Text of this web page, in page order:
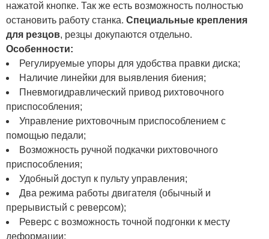
нажатой кнопке. Так же есть возможность полностью
остановить работу станка. Специальные крепления
для резцов, резцы докупаются отдельно.
Особенности:
Регулируемые упоры для удобства правки диска;
Наличие линейки для выявления биения;
Пневмогидравлический привод рихтовочного
приспособления;
Управление рихтовочным приспособлением с
помощью педали;
Возможность ручной подкачки рихтовочного
приспособления;
Удобный доступ к пульту управления;
Два режима работы двигателя (обычный и
прерывистый с реверсом);
Реверс с возможность точной подгонки к месту
деформации;